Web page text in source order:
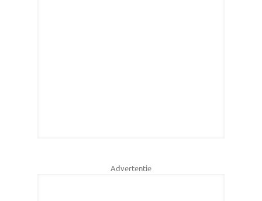
Advertentie